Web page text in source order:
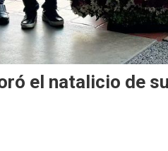
el natalicio de